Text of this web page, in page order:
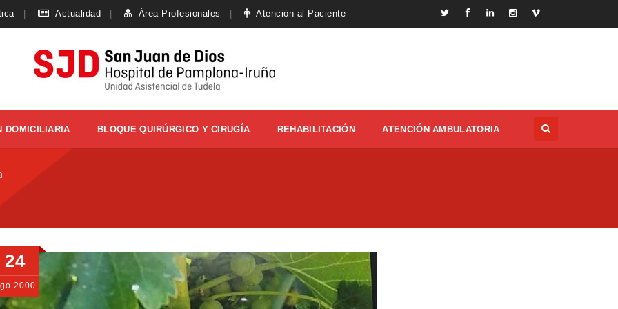
Actualidad Área Profesionales Atención al Paciente
DOMICILIARIA BLOQUE QUIRÚRGICO Y CIRUGÍA REHABILITACIÓN ATENCIÓN AMBULATORIA
24
2000